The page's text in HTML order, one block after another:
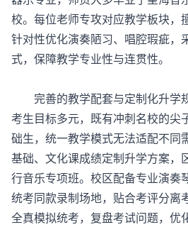
校。每位老师专攻对应教学板块，
针对性优化演奏陋习、唱腔瑕疵，
式，保障教学专业性与连贯性。
完善的教学配套与定制化升学
考生目标多元，既有冲刺名校的尖
础生，统一教学模式无法适配不同
基础、文化课成绩定制升学方案，
行音乐专项班。校区配备专业演奏
统考同款录制场地，贴合考评分离
全真模拟统考，复盘考试问题，优